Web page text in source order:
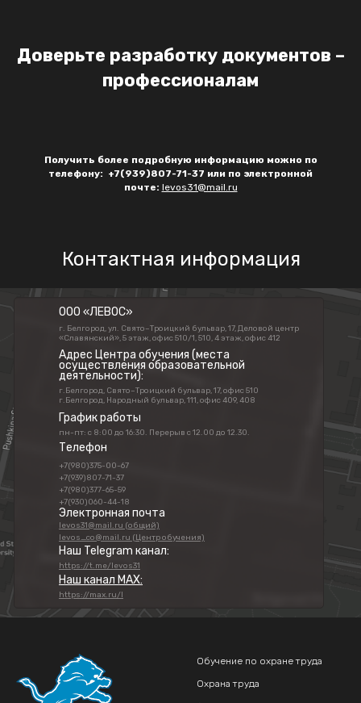
Доверьте разработку документов –
профессионалам
Получить более подробную информацию можно по
телефону: +7(939)807-71-37 или по электронной
почте: levos31@mail.ru
Контактная информация
https://t.me/levos31
Наш Telegram канал:
https://max.ru/l
Наш канал MAX:
пн-пт: с 8:00 до 16:30. Перерыв с 12.00 до 12.30.
График работы
г. Белгород, ул. Свято–Троицкий бульвар, 17, Деловой центр
«Славянский», 5 этаж, офис 510/1, 510, 4 этаж, офис 412
ООО «ЛЕВОС»
г.Белгород, Свято–Троицкий бульвар, 17, офис 510
г.Белгород, Народный бульвар, 111, офис 409, 408
Адрес Центра обучения (места
осуществления образовательной
деятельности):
+7(980)375-00-67
+7(930)060-44-18
+7(980)377-65-59
Телефон
+7(939)807-71-37
levos31@mail.ru (общий)
Электронная почта
levos_co@mail.ru (Центр обучения)
Обучение по охране труда
Охрана труда